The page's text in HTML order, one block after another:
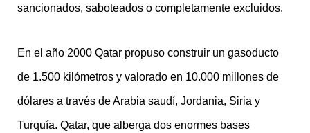
sancionados, saboteados o completamente excluidos.
En el año 2000 Qatar propuso construir un gasoducto
de 1.500 kilómetros y valorado en 10.000 millones de
dólares a través de Arabia saudí, Jordania, Siria y
Turquía. Qatar, que alberga dos enormes bases